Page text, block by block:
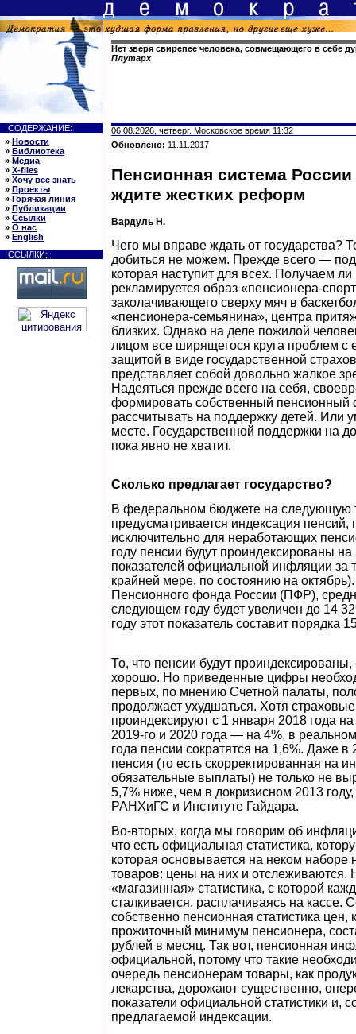
Нет зверя свирепее человека, совмещающего в себе
Плутарх
СОДЕРЖАНИЕ:
» Новости
» Библиотека
» Медиа
» X-files
» Хочу все знать
» Проекты
» Горячая линия
» Публикации
» Ссылки
» О нас
» English
ССЫЛКИ:
06.08.2026, четверг. Московское время 11:32
Обновлено: 11.11.2017
Пенсионная система
ждите жестких реформ
Вардуль Н.
Чего мы вправе ждать от государства?
добиться не можем. Прежде всего —
которая наступит для всех. Получаем
рекламируется образ «пенсионера-
заколачивающего сверху мяч в
«пенсионера-семьянина», центра
близких. Однако на деле пожилой
лицом все ширящегося круга проблем с
защитой в виде государственной
представляет собой довольно жалкое
Надеяться прежде всего на себя,
формировать собственный
рассчитывать на поддержку детей. Или
месте. Государственной поддержки на
пока явно не хватит.
Сколько предлагает государство?
В федеральном бюджете на следующую
предусматривается индексация пенсий,
исключительно для неработающих
году пенсии будут проиндексированы
показателей официальной инфляции за
крайней мере, по состоянию на
Пенсионного фонда России (ПФР),
следующем году будет увеличен до 14
году этот показатель составит порядка
То, что пенсии будут
хорошо. Но приведенные цифры
первых, по мнению Счетной палаты,
продолжает ухудшаться. Хотя
проиндексируют с 1 января 2018 года
2019-го и 2020 года — на 4%, в
года пенсии сократятся на 1,6%. Даже в
пенсия (то есть скорректированная на
обязательные выплаты) не только не
5,7% ниже, чем в докризисном 2013
РАНХиГС и Институте Гайдара.
Во-вторых, когда мы говорим об
что есть официальная статистика,
которая основывается на неком
товаров: цены на них и отслеживаются.
«магазинная» статистика, с которой
сталкивается, расплачиваясь на кассе.
собственно пенсионная статистика цен,
прожиточный минимум пенсионера,
рублей в месяц. Так вот, пенсионная
официальной, потому что такие
очередь пенсионерам товары, как
лекарства, дорожают существенно,
показатели официальной статистики и,
предлагаемой индексации.